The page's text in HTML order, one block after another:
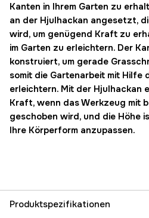
Kanten in Ihrem Garten zu
an der Hjulhackan angesetzt,
wird, um genügend Kraft zu
im Garten zu erleichtern. Der
konstruiert, um gerade
somit die Gartenarbeit mit Hilfe
erleichtern. Mit der Hjulhackan
Kraft, wenn das Werkzeug mit
geschoben wird, und die Höhe
Ihre Körperform anzupassen.
Produktspezifikationen